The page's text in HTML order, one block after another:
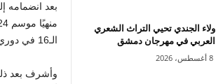
الـ16 في دوري أبطال أوروبا.
ولاء الجندي تحيي التراث الشعري
العربي في مهرجان دمشق
8 أغسطس، 2026